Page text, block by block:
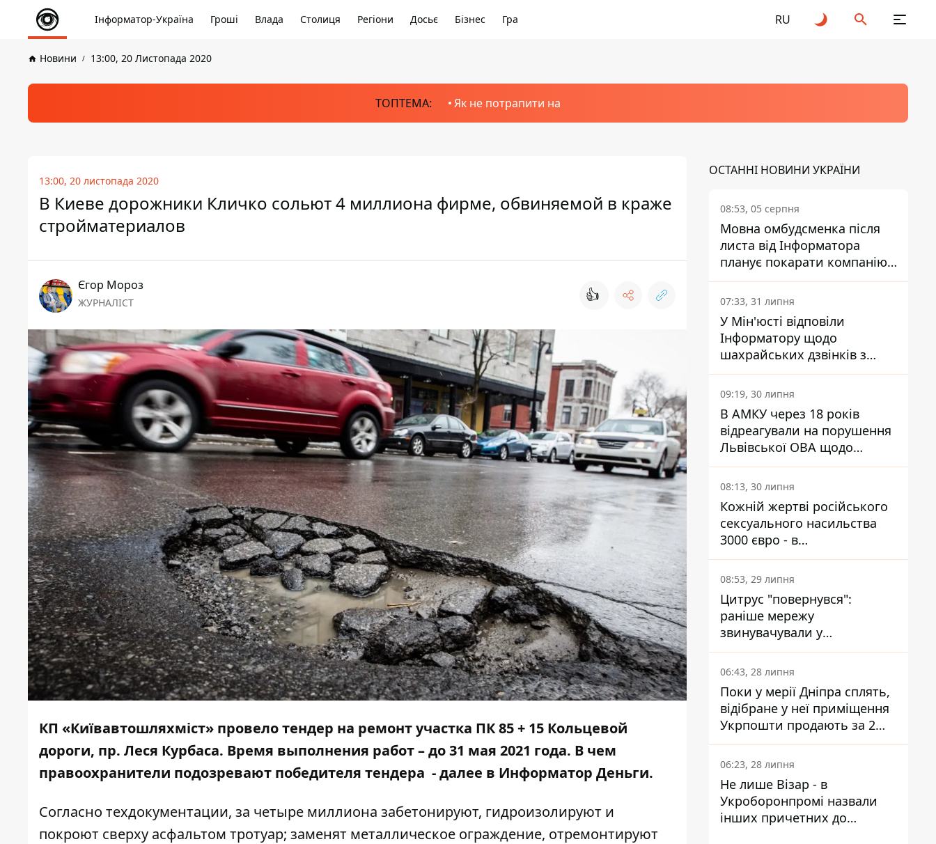
Інформатор-Україна Гроші Влада Столиця Регіони Досьє Бізнес Гра RU
Новини 13:00, 20 Листопада 2020
ТОПТЕМА: Як не потрапити на
13:00, 20 листопада 2020
В Киеве дорожники Кличко сольют 4 миллиона фирме, обвиняемой в краже
стройматериалов
Єгор Мороз
ЖУРНАЛІСТ 👍
КП «Київавтошляхміст» провело тендер на ремонт участка ПК 85 + 15 Кольцевой
дороги, пр. Леся Курбаса. Время выполнения работ – до 31 мая 2021 года. В чем
правоохранители подозревают победителя тендера - далее в Информатор Деньги.
Согласно техдокументации, за четыре миллиона забетонируют, гидроизолируют и
покроют сверху асфальтом тротуар; заменят металлическое ограждение, отремонтируют
ОСТАННІ НОВИНИ УКРАЇНИ
08:53, 05 серпня
Мовна омбудсменка після
листа від Інформатора
планує покарати компанію-
підрядника ПриватБанку
07:33, 31 липня
У Мін'юсті відповіли
Інформатору щодо
шахрайських дзвінків з
камери Сумського СІЗО так,
що ніхто нічого не зрозумів
09:19, 30 липня
В АМКУ через 18 років
відреагували на порушення
Львівської ОВА щодо
харчування у закладах
освіти
08:13, 30 липня
Кожній жертві російського
сексуального насильства
3000 євро - в
Мінсоцполітики пояснили
Інформатору, звідки на це
гроші
08:53, 29 липня
Цитрус "повернувся":
раніше мережу
звинувачували у
контрабанді техніки та
ухиленні від сплати
податків
06:43, 28 липня
Поки у мерії Дніпра сплять,
відібране у неї приміщення
Укрпошти продають за 2
мільйони
06:23, 28 липня
Не лише Візар - в
Укроборонпромі назвали
інших причетних до